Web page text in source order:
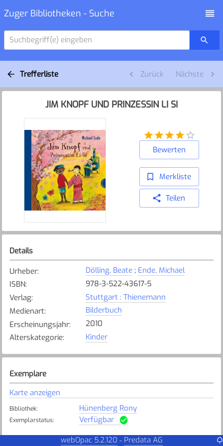
Zuger Bibliotheken - Suche
Suchbegriff(e) eingeben
Trefferliste Zurück Nächste
JIM KNOPF UND PRINZESSIN LI SI
Bewerten
Merkliste
Teilen
Details
Urheber: Dölling, Beate; Ende, Michael
ISBN:
978-3-522-43617-5
Verlag:
Stuttgart : Thienemann
Medienart:
Bilderbuch
Erscheinungsjahr:
2010
Alterskategorie: Kinder
Exemplare
Karte anzeigen
Bibliothek: Hünenberg Rony
Exemplarstatus: Verfügbar
Steinhausen
webOpac 5.2.120 - Predata AG